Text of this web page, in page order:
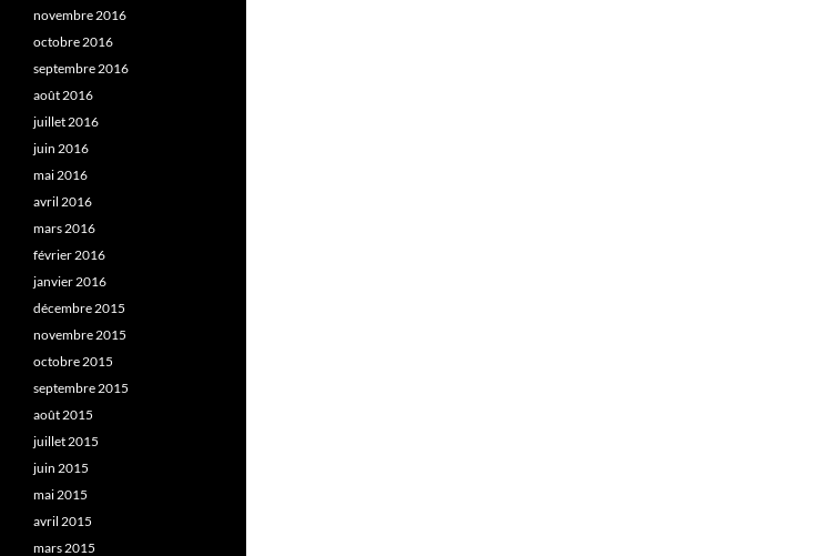
novembre 2016
octobre 2016
septembre 2016
août 2016
juillet 2016
juin 2016
mai 2016
avril 2016
mars 2016
février 2016
janvier 2016
décembre 2015
novembre 2015
octobre 2015
septembre 2015
août 2015
juillet 2015
juin 2015
mai 2015
avril 2015
mars 2015